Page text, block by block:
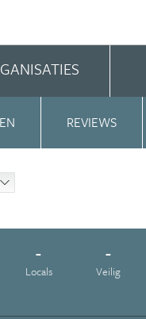
REVIEWS
-
Locals
-
Veilig